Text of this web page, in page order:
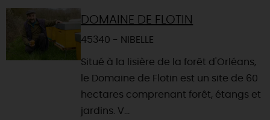
DOMAINE DE FLOTIN
45340 - NIBELLE
Situé à la lisière de la forêt d'Orléans,
le Domaine de Flotin est un site de 60
hectares comprenant forêt, étangs et
jardins. V...